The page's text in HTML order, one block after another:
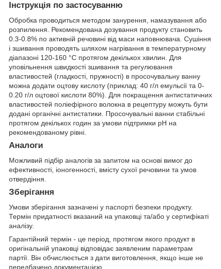
Інструкція по застосуванню
Обробка проводиться методом занурення, намазування або
розпилення. Рекомендована дозування продукту становить
0.3-0.8% по активній речовині від маси наповнювача. Сушіння
і зшивання проводять шляхом нагрівання в температурному
діапазоні 120-160 °C протягом декількох хвилин. Для
уповільнення швидкості зшивання та регулювання
властивостей (гладкості, пружності) в просочувальну ванну
можна додати оцтову кислоту (приклад: 40 г/л емульсії та 0-
0.20 г/л оцтової кислоти 80%). Для покращення антистатичних
властивостей поліефірного волокна в рецептуру можуть бути
додані органічні антистатики. Просочувальні ванни стабільні
протягом декількох годин за умови підтримки pH на
рекомендованому рівні.
Аналоги
Можливий підбір аналогів за запитом на основі вимог до
ефективності, іоногенності, вмісту сухої речовини та умов
отвердіння.
Зберігання
Умови зберігання зазначені у паспорті безпеки продукту.
Термін придатності вказаний на упаковці та/або у сертифікаті
аналізу.
Гарантійний термін - це період, протягом якого продукт в
оригінальній упаковці відповідає заявленим параметрам
партії. Він обчислюється з дати виготовлення, якщо інше не
передбачено документацією.